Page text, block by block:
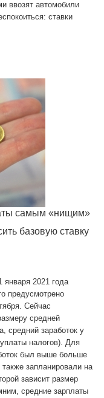
ввозят автомобили
ставки
самым «нищим»
базовую ставку
января 2021 года
предусмотрено
Сейчас
средней
средний заработок у
налогов). Для
был выше больше
запланировали на
зависит размер
средние зарплаты